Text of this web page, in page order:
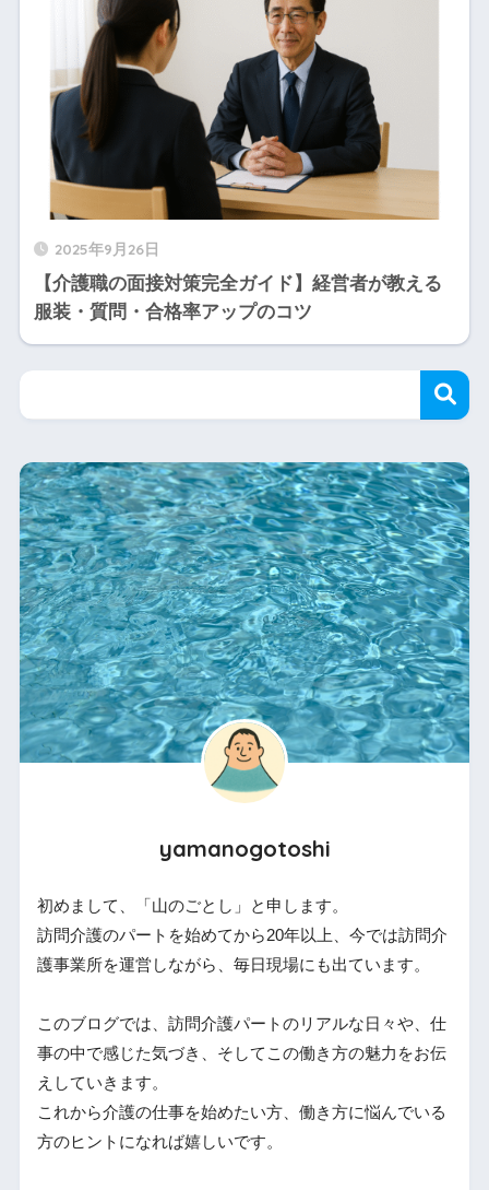
2025年9月26日
【介護職の面接対策完全ガイド】経営者が教える
服装・質問・合格率アップのコツ
yamanogotoshi
初めまして、「山のごとし」と申します。
訪問介護のパートを始めてから20年以上、今では訪問介
護事業所を運営しながら、毎日現場にも出ています。
このブログでは、訪問介護パートのリアルな日々や、仕
事の中で感じた気づき、そしてこの働き方の魅力をお伝
えしていきます。
これから介護の仕事を始めたい方、働き方に悩んでいる
方のヒントになれば嬉しいです。